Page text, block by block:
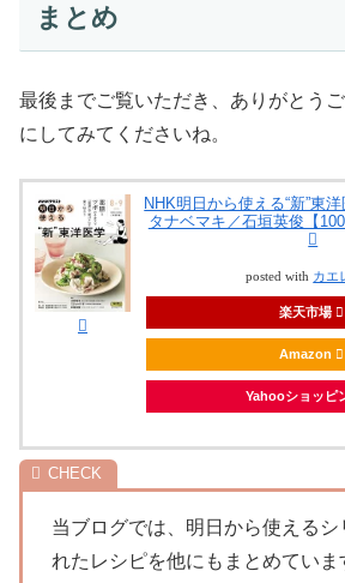
まとめ
最後までご覧いただき、ありがとう
にしてみてくださいね。
NHK明日から使える“新”東
タナベマキ／石垣英俊【
posted with カエ
楽天市場
Amazon
Yahooショッピ
当ブログでは、明日から使えるシ
れたレシピを他にもまとめてい